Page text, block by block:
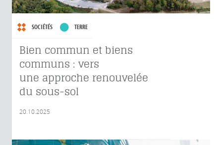
SOCIÉTÉS TERRE
Bien commun et biens
communs : vers
une approche renouvelée
du sous-sol
20.10.2025